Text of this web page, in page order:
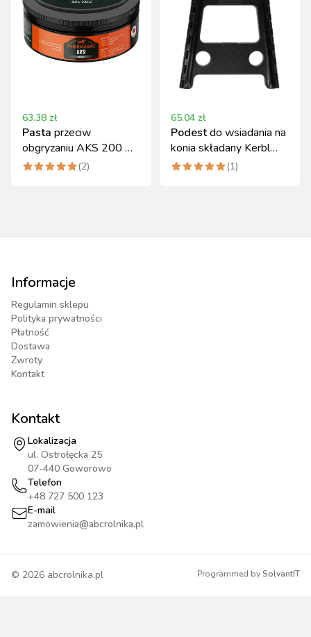
63.38 zł
Pasta przeciw
obgryzaniu AKS 200 ml
z naturalnym
(2)
65.04 zł
Podestdo wsiadania na
konia składany Kerbl
36x28x39 cm
(1)
Informacje
Regulamin sklepu
Polityka prywatności
Płatność
Dostawa
Zwroty
Kontakt
Kontakt
Lokalizacja
ul. Ostrołęcka 25
07-440 Goworowo
Telefon
+48 727 500 123
E-mail
zamowienia@abcrolnika.pl
© 2026 abcrolnika.pl Programmed bySolvantIT